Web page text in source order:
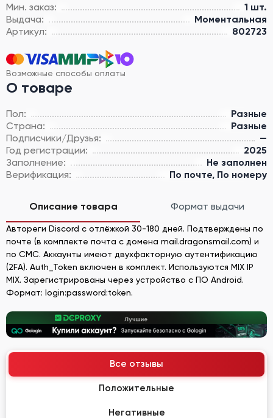
Мин. заказ:
1 шт.
Выдача:
Моментальная
Артикул:
802723
Возможные способы оплаты
О товаре
Пол:
Разные
Страна:
Разные
Подписчики/Друзья:
—
Год регистрации:
2025
Заполнение:
Не заполнен
Верификация:
По почте, По номеру
Описание товара Формат выдачи
Автореги Discord с отлёжкой 30-180 дней. Подтверждены по
почте (в комплекте почта с домена mail.dragonsmail.com) и
по СМС. Аккаунты имеют двухфакторную аутентификацию
(2FA). Auth_Token включен в комплект. Используются MIX IP
MIX. Зарегистрированы через устройство с ПО Android.
Формат: login:password:token.
Все отзывы
Положительные
Негативные